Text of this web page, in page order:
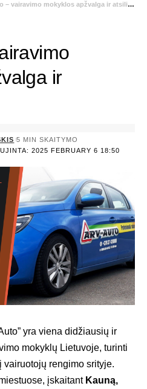
– vairavimo mokyklos apžvalga ir atsiliepimai
ir
2025 FEBRUARY 6 18:50
5 MIN SKAITYMO
yra viena didžiausių ir
mokyklų Lietuvoje, turinti
rengimo srityje.
įskaitant Kauną,